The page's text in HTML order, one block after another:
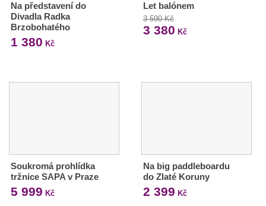
Na představení do
Divadla Radka
Brzobohatého
1 380 Kč
Let balónem
3 590 Kč
3 380 Kč
Soukromá prohlídka
tržnice SAPA v Praze
5 999 Kč
Na big paddleboardu
do Zlaté Koruny
2 399 Kč